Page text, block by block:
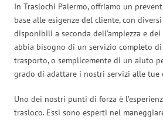
In Traslochi Palermo, offriamo un
base alle esigenze del cliente, con
disponibili a seconda dell’ampiezza e
abbia bisogno di un servizio completo
trasporto, o semplicemente di un aiuto
grado di adattare i nostri servizi alle tue
Uno dei nostri punti di forza è
trasloco. Essi sono esperti nel